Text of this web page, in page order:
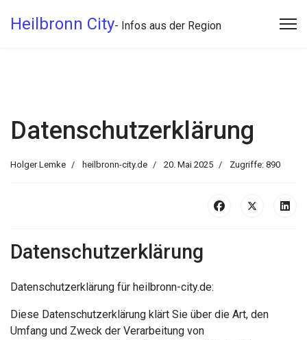
Heilbronn City- Infos aus der Region
Datenschutzerklärung
Holger Lemke heilbronn-city.de 20. Mai 2025 Zugriffe: 890
Datenschutzerklärung
Datenschutzerklärung für heilbronn-city.de:
Diese Datenschutzerklärung klärt Sie über die Art, den
Umfang und Zweck der Verarbeitung von